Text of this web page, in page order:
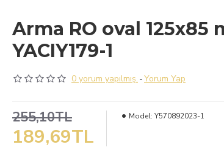
Arma RO oval 125x85
YACIY179-1
0 yorum yapılmış. -Yorum Yap
189,69TL
255,10TL Model: Y570892023-1